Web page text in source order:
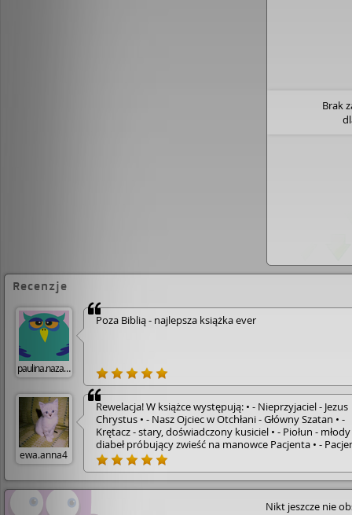
Brak
Recenzje
paulina.nazaruk
Poza Biblią - najlepsza książka ever
ewa.anna4
Rewelacja! W książce występują: • - Nieprzyjaciel - Jezus
Chrystus • - Nasz Ojciec w Otchłani - Główny Szatan • -
Krętacz - stary, doświadczony kusiciel • - Piołun - młody
diabeł próbujący zwieść na manowce Pacjenta • -
człowiek kuszony przez diabła Piołuna • Krętacz udziela
różnych rad Piołunowi, zdradza techniki kuszenia. •
Oczywiście Szatan przegrywa i Piołunowi nie udaje się
zwieść Pacjenta. Czyż mogło być inaczej? • Chętnie
przeczytałabym książkę. w której to ja jestem
Nikt jeszcze nie